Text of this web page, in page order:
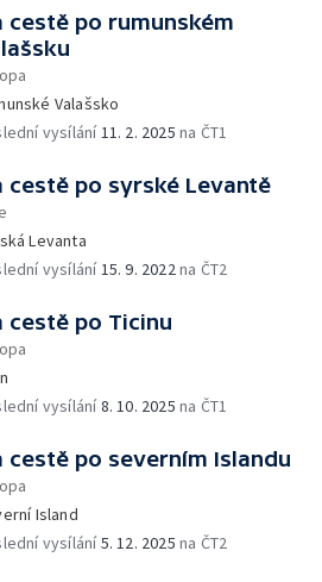
cestě po rumunském
Valašsko
vysílání11. 2. 2025 na ČT1
cestě po syrské Levantě
Levanta
vysílání15. 9. 2022na ČT2
cestě po Ticinu
vysílání8. 10. 2025 na ČT1
cestě po severním Islandu
Island
vysílání5. 12. 2025 na ČT2